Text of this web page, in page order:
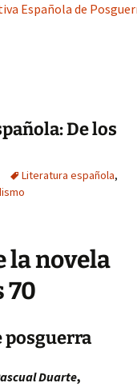
Española de
De los
Literatura española,
la novela
70
posguerra
Duarte,